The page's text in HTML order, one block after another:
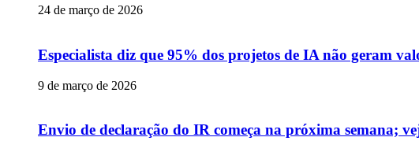
24 de março de 2026
Especialista diz que 95% dos projetos de IA não geram
9 de março de 2026
Envio de declaração do IR começa na próxima semana;